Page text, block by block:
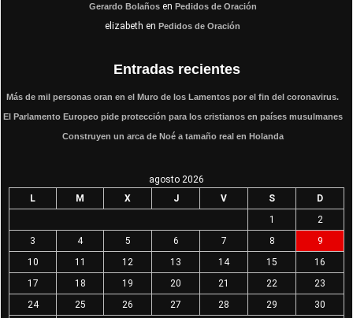
Gerardo Bolañosen Pedidos de Oración
elizabeth en Pedidos de Oración
Entradas recientes
Más de mil personas oran en el Muro de los Lamentos por el fin del coronavirus.
El Parlamento Europeo pide protección para los cristianos en países musulmanes
Construyen un arca de Noé a tamaño real en Holanda
agosto 2026
L
M X J V S
D
1
2
3
4 5 6 7 8
9
10
11 12 13 14 15
16
17
18 19 20 21 22
23
24
25 26 27 28 29 30